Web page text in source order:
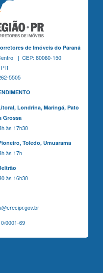
de Imóveis do Paraná
| CEP: 80060-150
5505
Londrina, Maringá,Pato
Grossa
às 17h30
Toledo, Umuarama
às 17h
às 16h30
0001-69